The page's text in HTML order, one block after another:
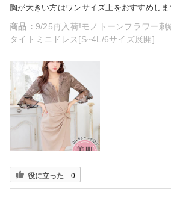
胸が大きい方はワンサイズ上をおすすめしま
商品： 9/25再入荷!モノトーンフラワー刺
タイトミニドレス[S~4L/6サイズ展開]
役に立った 0